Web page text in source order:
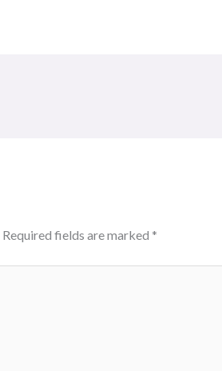
Required fields are marked *